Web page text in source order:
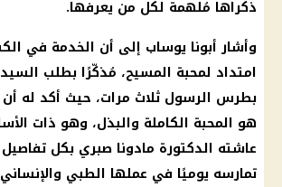
ذكراها مُلهمة لكل من يعرفها.
وأشار أبونا يوساب إلى أن الخدمة في
امتداد لمحبة المسيح، مُذكّرًا بطلب
بطرس الرسول ثلاث مرات، حيث أكد له
هو المحبة الكاملة والبذل، وهو ذات
عاشته الدكتورة مادونا صبري بكل تفاصيل
تمارسه يوميًا في عملها الطبي